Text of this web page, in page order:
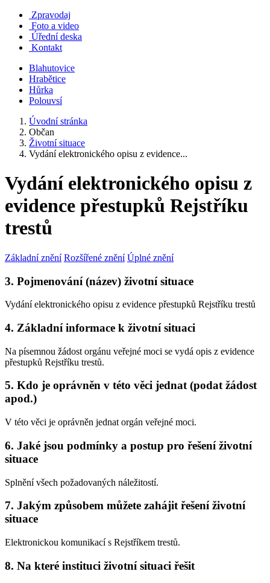
Zpravodaj
Foto a video
Úřední deska
Kontakt
Blahutovice
Hrabětice
Hůrka
Polouvsí
Úvodní stránka
Občan
Životní situace
Vydání elektronického opisu z evidence...
Vydání elektronického opisu z
evidence přestupků Rejstříku
trestů
Základní znění Rozšířené znění Úplné znění
3. Pojmenování (název) životní situace
Vydání elektronického opisu z evidence přestupků Rejstříku trestů
4. Základní informace k životní situaci
Na písemnou žádost orgánu veřejné moci se vydá opis z evidence
přestupků Rejstříku trestů.
5. Kdo je oprávněn v této věci jednat (podat žádost
apod.)
V této věci je oprávněn jednat orgán veřejné moci.
6. Jaké jsou podmínky a postup pro řešení životní
situace
Splnění všech požadovaných náležitostí.
7. Jakým způsobem můžete zahájit řešení životní
situace
Elektronickou komunikací s Rejstříkem trestů.
8. Na které instituci životní situaci řešit